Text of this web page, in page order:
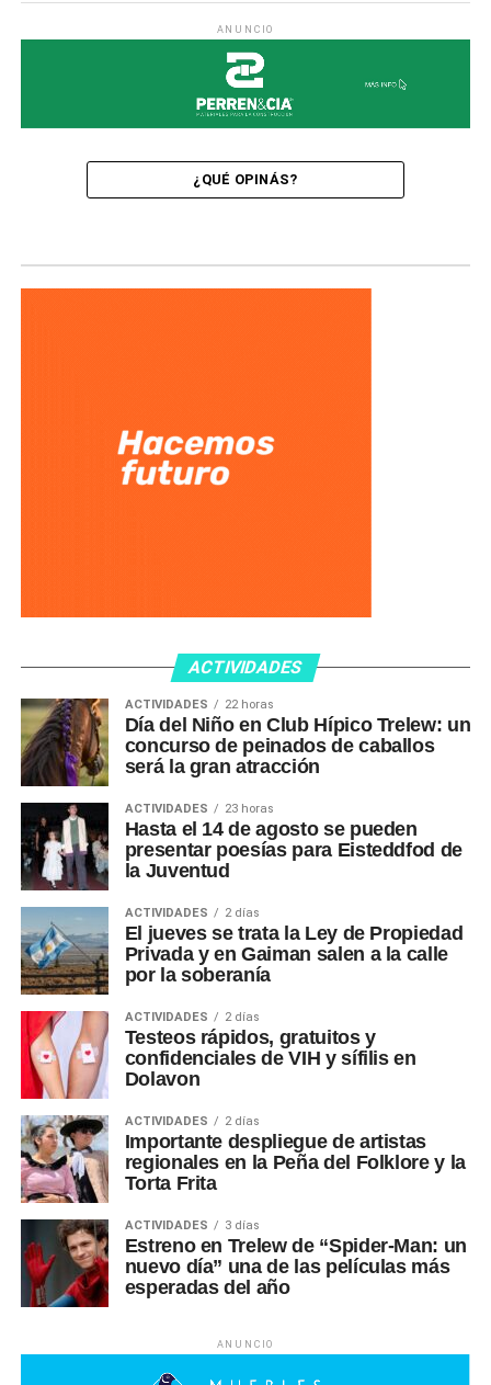
ANUNCIO
¿QUÉ OPINÁS?
ACTIVIDADES
ACTIVIDADES 22 horas
Día del Niño en Club Hípico Trelew: un
concurso de peinados de caballos
será la gran atracción
ACTIVIDADES 23 horas
Hasta el 14 de agosto se pueden
presentar poesías para Eisteddfod de
la Juventud
ACTIVIDADES 2 días
El jueves se trata la Ley de Propiedad
Privada y en Gaiman salen a la calle
por la soberanía
ACTIVIDADES 2 días
Testeos rápidos, gratuitos y
confidenciales de VIH y sífilis en
Dolavon
ACTIVIDADES 2 días
Importante despliegue de artistas
regionales en la Peña del Folklore y la
Torta Frita
ACTIVIDADES 3 días
Estreno en Trelew de “Spider-Man: un
nuevo día” una de las películas más
esperadas del año
ANUNCIO